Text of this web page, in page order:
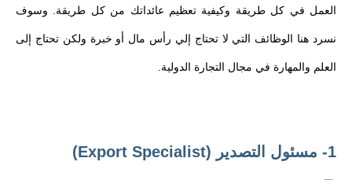
العمل في كل طريقة وكيفية تعظيم عائداتك من كل طريقة. وسوف
نسرد هنا الوظائف التي لا تحتاج إلي رأس مال أو خبرة ولكن تحتاج إلى
العلم والمهارة في مجال التجارة الدولية.
1- مسئول التصدير (Export Specialist)